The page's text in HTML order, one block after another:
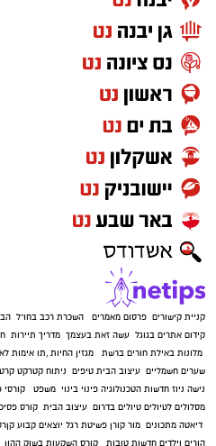
קניית קישורים פרסום מאמרים השכרת רכב בחו"ל
קידום אתרים בגוגל עשה זאת בעצמך מדריך תיירות
מלונות באילת חורים ברשת מגזין החיות ,תו אימות
שערים חשמליים עיצוב הבית טיפים ניתוח קטרקט
נישה ניוז חדשות הטכנולוגיה פינוי בינוי משפט
קורסי
מסלולים לטיולים טיולים בדרום עיצוב הבית קורס
דיאטה מתכונים מור קורן פשיטת רגל יוצאים קבוע
הורים וילדים חדשות טובות קורס השקעות בשוק ההון